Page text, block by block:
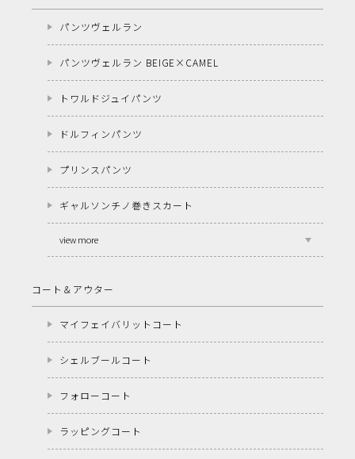
パンツヴェルラン
パンツヴェルラン BEIGE×CAMEL
トワルドジュイパンツ
ドルフィンパンツ
プリンスパンツ
ギャルソンチノ巻きスカート
view more
コート＆アウター
マイフェイバリットコート
シェルブールコート
フォローコート
ラッピングコート